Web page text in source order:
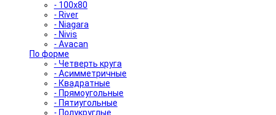
- 100x80
- River
- Niagara
- Nivis
- Avacan
По форме
- Четверть круга
- Асимметричные
- Квадратные
- Прямоугольные
- Пятиугольные
- Полукруглые